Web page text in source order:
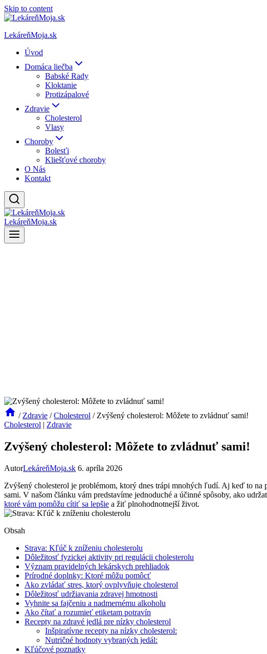
Skip to content
LekáreňMoja.sk
Úvod
Domáca liečba
Babské Rady
Kloktanie
Protizápalové
Zdravie
Cholesterol
Vlasy
Choroby
Bolesťi
Kliešťové choroby
O Nás
Kontakt
LekáreňMoja.sk
/ Zdravie / Cholesterol / Zvýšený cholesterol: Môžete to zvládnuť sami!
Cholesterol | Zdravie
Zvýšený cholesterol: Môžete to zvládnuť sami!
AutorLekáreňMoja.sk 6. apríla 2026
Zvýšený cholesterol je problémom, ktorý dnes trápi mnohých ľudí. Aj keď to
sami. V našom článku vám predstavíme jednoduché a účinné spôsoby, ako
ktoré vám pomôžu cítiť sa lepšie a žiť plnohodnotnejší život.
Obsah
Strava: Kľúč k zníženiu cholesterolu
Dôležitosť fyzickej aktivity pri regulácii cholesterolu
Význam pravidelných lekárskych prehliadok
Prírodné doplnky: Ktoré môžu pomôcť
Ako zvládať stres, ktorý ovplyvňuje cholesterol
Dôležitosť udržiavania zdravej hmotnosti
Vyhnite sa fajčeniu a nadmernému alkoholu
Ako čítať a rozumieť etiketam potravín
Recepty na zdravé jedlá pre nízky cholesterol
Inšpiratívne recepty na nízky cholesterol:
Nutričné hodnoty vybraných jedál:
Kľúčové poznatky